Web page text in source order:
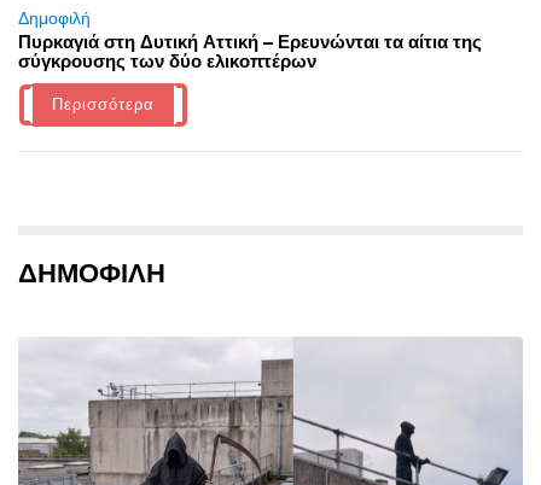
Δημοφιλή
Πυρκαγιά στη Δυτική Αττική – Ερευνώνται τα αίτια της
σύγκρουσης των δύο ελικοπτέρων
Περισσότερα
ΔΗΜΟΦΙΛΗ